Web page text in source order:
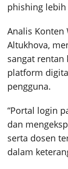
phishing
Analis Konten
Altukhova,
sangat rentan
platform
pengguna.
“Portal login
dan
serta dosen
dalam